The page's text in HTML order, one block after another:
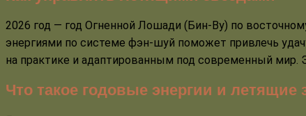
2026 год — год Огненной Лошади (Бин-Ву) по
энергиями по системе фэн-шуй поможет привлечь
на практике и адаптированным под современный
Что такое годовые энергии и летящие